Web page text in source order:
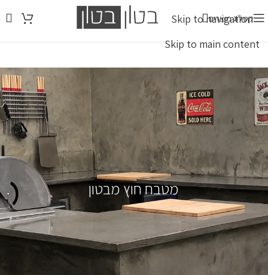
Skip to navigation
Skip to main content
קטלוג מוצרים
מטבח חוץ מבטון